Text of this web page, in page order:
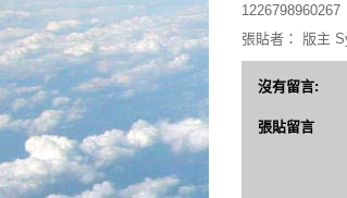
1226798960267
張貼者： 版主
沒有留言:
張貼留言